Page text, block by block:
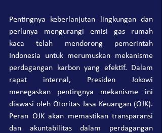
Pentingnya keberlanjutan lingkungan dan
perlunya mengurangi emisi gas rumah
kaca telah mendorong pemerintah
Indonesia untuk merumuskan mekanisme
perdagangan karbon yang efektif. Dalam
rapat internal, Presiden Jokowi
menegaskan pentingnya mekanisme ini
diawasi oleh Otoritas Jasa Keuangan (OJK).
Peran OJK akan memastikan transparansi
dan akuntabilitas dalam perdagangan